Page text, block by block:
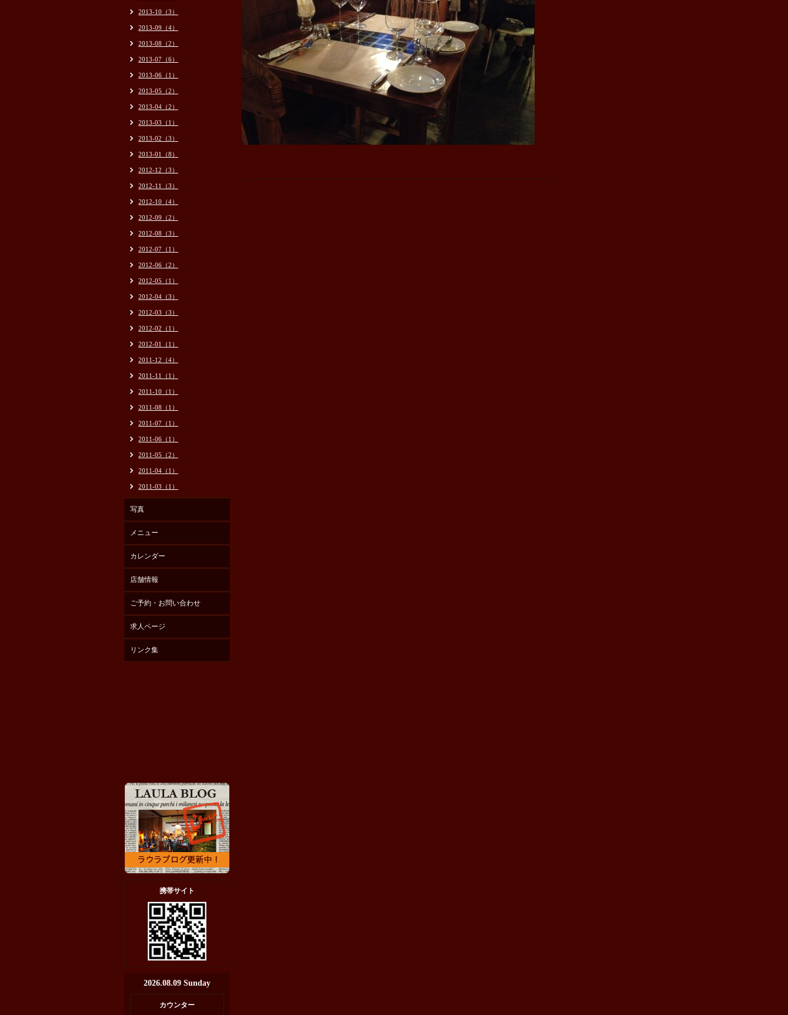
2013-10（3）
2013-09（4）
2013-08（2）
2013-07（6）
2013-06（1）
2013-05（2）
2013-04（2）
2013-03（1）
2013-02（3）
2013-01（8）
2012-12（3）
2012-11（3）
2012-10（4）
2012-09（2）
2012-08（3）
2012-07（1）
2012-06（2）
2012-05（1）
2012-04（3）
2012-03（3）
2012-02（1）
2012-01（1）
2011-12（4）
2011-11（1）
2011-10（1）
2011-08（1）
2011-07（1）
2011-06（1）
2011-05（2）
2011-04（1）
2011-03（1）
写真
メニュー
カレンダー
店舗情報
ご予約・お問い合わせ
求人ページ
リンク集
携帯サイト
2026.08.09 Sunday
カウンター